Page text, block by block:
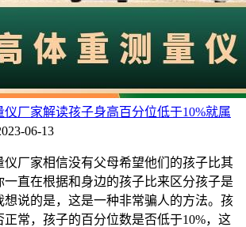
仪厂家解读孩子身高百分位低于10%就属
06-13
仪厂家相信没有父母希望他们的孩子比其
一直在根据和身边的孩子比来区分孩子是
想说的是，这是一种非常骗人的方法。孩
正常，孩子的百分位数是否低于10%，这